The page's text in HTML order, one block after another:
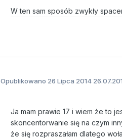
W ten sam sposób zwykły
Opublikowano 26 Lipca 2014
Ja mam prawie 17 i wiem że to
skoncentorwanie się na czym
że się rozpraszałam dlatego